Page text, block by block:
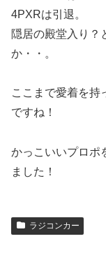
4PXRは引退。
隠居の殿堂入り？
か・・。
ここまで愛着を持
ですね！
かっこいいプロポ
ました！
ラジコンカー